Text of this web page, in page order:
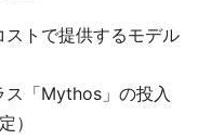
トで提供するモデル
ス「Mythos」の投入
）